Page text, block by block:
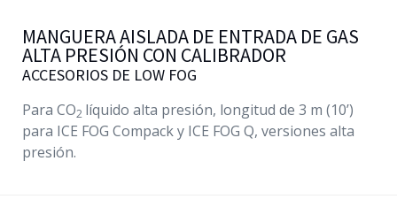
MANGUERA AISLADA DE ENTRADA DE GAS
ALTA PRESIÓN CON CALIBRADOR
ACCESORIOS DE LOW FOG
Para CO2 líquido alta presión, longitud de 3 m (10’)
para ICE FOG Compack y ICE FOG Q, versiones alta
presión.